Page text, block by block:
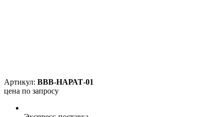
Артикул: ВВВ-НАРАТ-01
цена по запросу